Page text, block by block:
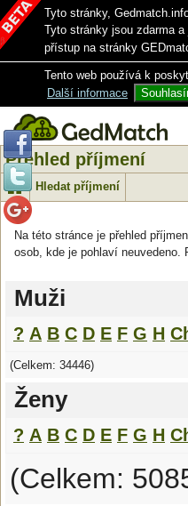
Tyto stránky,
Tyto stránky jsou zdarma
přístup na stránky
Tento web používá k
Další informace
Přehled příjmení
Hledat příjmení
Na této stránce je přehled
osob, kde je pohlaví
Muži
? A B C D E F G H
(Celkem: 34446)
Ženy
? A B C D E F G H
(Celkem: